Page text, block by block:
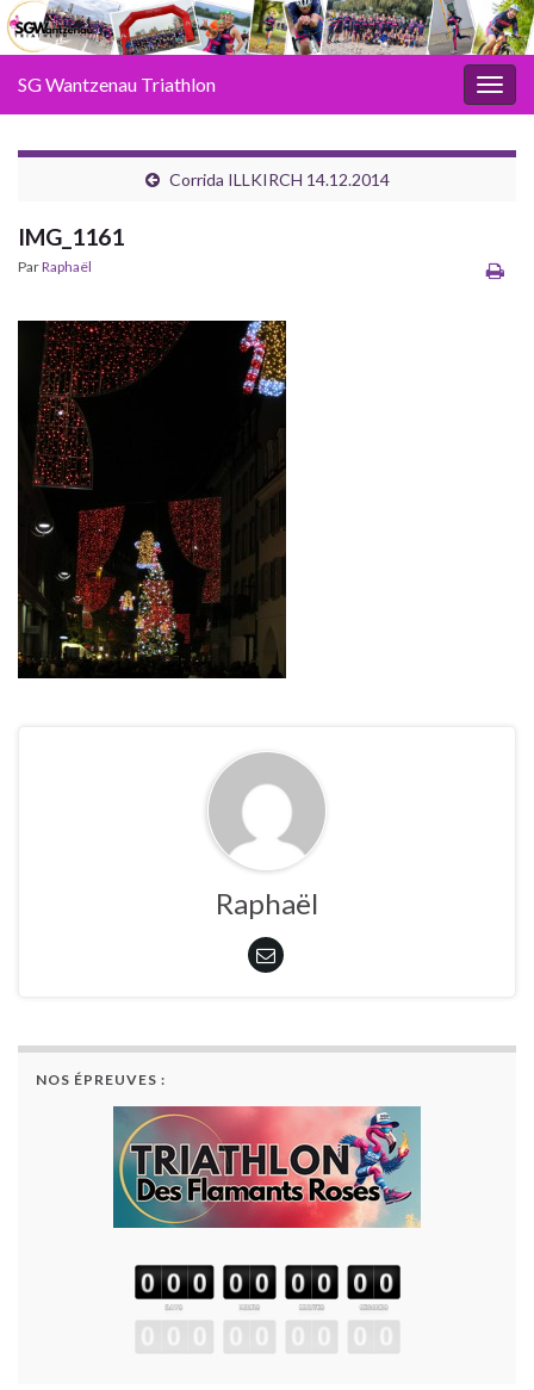
SG Wantzenau Triathlon
Corrida ILLKIRCH 14.12.2014
IMG_1161
ParRaphaël
Raphaël
NOS ÉPREUVES :